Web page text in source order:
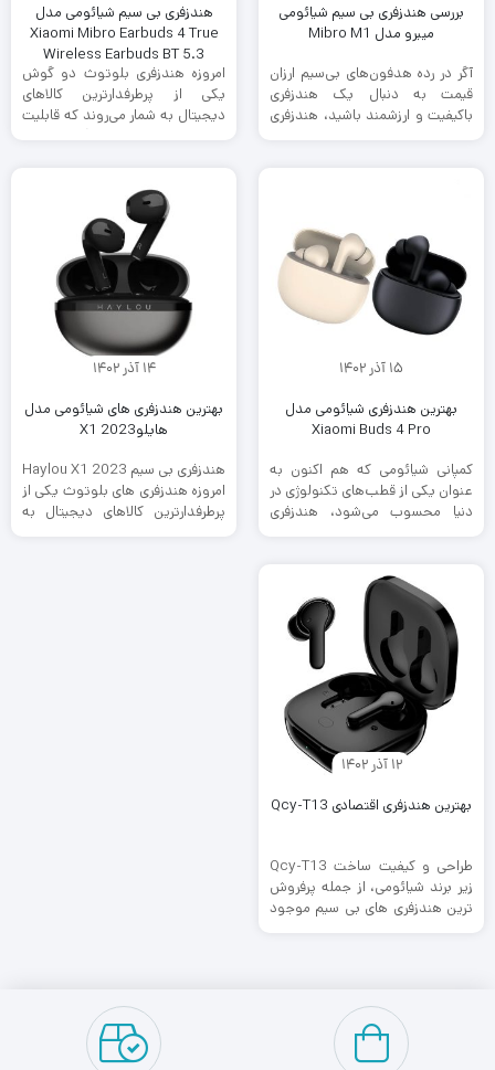
بررسی هندزفری بی سیم شیائومی
میبرو مدل Mibro M1
آگر در رده هدفون‌های بی‌سیم ارزان
قیمت به دنبال یک هندزفری
باکیفیت و ارزشمند باشید، هندزفری
هندزفری بی سیم شیائومی مدل
Xiaomi Mibro Earbuds 4 True
Wireless Earbuds BT 5.3
امروزه هندزفری بلوتوث دو گوش
یکی از پرطرفدارترین کالاهای
دیجیتال به شمار می‌روند که قابلیت
15 آذر 1402
بهترین هندزفری شیائومی مدل
Xiaomi Buds 4 Pro
کمپانی شیائومی که هم اکنون به
عنوان یکی از قطب‌های تکنولوژی در
دنیا محسوب می‌شود، هندزفری
14 آذر 1402
بهترین هندزفری های شیائومی مدل
هایلوX1 2023
هندزفری بی سیم Haylou X1 2023
امروزه هندزفری های بلوتوث یکی از
پرطرفدارترین کالاهای دیجیتال به
12 آذر 1402
بهترین هندزفری اقتصادی Qcy-T13
طراحی و کیفیت ساخت Qcy-T13
زیر برند شیائومی، از جمله پرفروش
ترین هندزفری های بی سیم موجود